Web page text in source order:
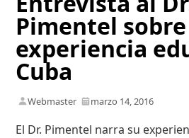
Pimentel
experiencia
Cuba
Webmaster marzo 14, 2016
El Dr. Pimentel narra su